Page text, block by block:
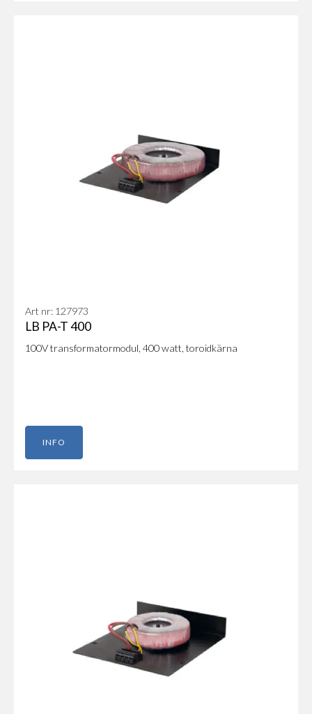
Art nr: 127973
LB PA-T 400
100V transformatormodul, 400 watt, toroidkärna
INFO